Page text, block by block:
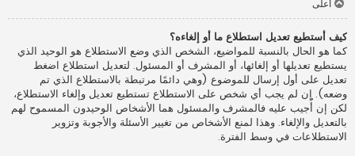
أعلى
كيف أستطيع تعديل استطلاع ما أو إلغاءه؟
كما هو الحال بالنسبة للمواضيع، الشخص الذي وضع الاستطلاع هو الوحيد الذي
يستطيع تعديلها أو إلغائها، أو المشرف أو المسئول. لتعديل استطلاع اضغط
تعديل على أول إرسال للموضوع (وهي دائمًا مرتبطة بالاستطلاع الذي تم
وضعه). إن لم يجب أي شخص على الاستطلاع تستطيع تعديل وإلغاء الاستطلاع،
لكن إن أُجيب عليه فالمشرف والمسئول هما الأشخاص الوحيدون المسموح لهم
بالتعديل والإلغاء. وهذا لمنع الأشخاص من تغيير الأسئلة والأجوبة وتزوير
الاستطلاعات في وسط الفترة.